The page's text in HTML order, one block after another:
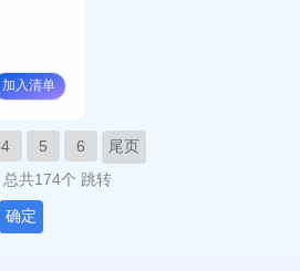
加入清单
4 5 6
尾页
总共174个 跳转
确定